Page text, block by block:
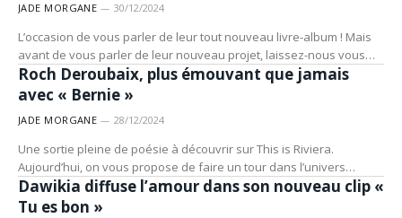
JADE MORGANE 30/12/2024
L’occasion de vous parler de leur tout nouveau livre-album ! Mais
avant de vous parler de leur nouveau projet, laissez-nous vous…
ARTISTES
Roch Deroubaix, plus émouvant que jamais
avec « Bernie »
JADE MORGANE 28/12/2024
Une sortie pleine de poésie à découvrir sur This is Riviera.
Aujourd’hui, on vous propose de faire un tour dans l’univers…
ARTISTES
Dawikia diffuse l’amour dans son nouveau clip «
Tu es bon »